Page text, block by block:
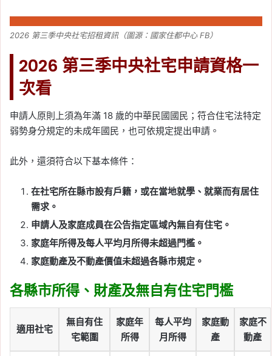
2026 第三季中央社宅招租資訊（圖源：國家住都中心 FB）
2026 第三季中央社宅申請資格一
次看
申請人原則上須為年滿 18 歲的中華民國國民；符合住宅法特定
弱勢身分規定的未成年國民，也可依規定提出申請。
此外，還須符合以下基本條件：
在社宅所在縣市設有戶籍，或在當地就學、就業而有居住
需求。
申請人及家庭成員在公告指定區域內無自有住宅。
家庭年所得及每人平均月所得未超過門檻。
家庭動產及不動產價值未超過各縣市規定。
各縣市所得、財產及無自有住宅門檻
適用社宅
無自有住
宅範圍
家庭年
所得
每人平均
月所得
家庭動
產
家庭不
動產